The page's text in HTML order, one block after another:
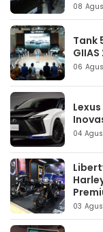
08
Tank
06
04
03